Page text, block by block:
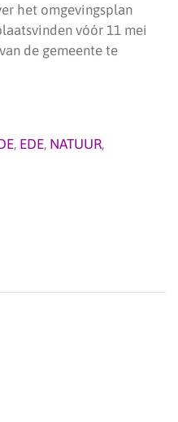
het omgevingsplan
vóór 11 mei
de gemeente te
, EDE, NATUUR,